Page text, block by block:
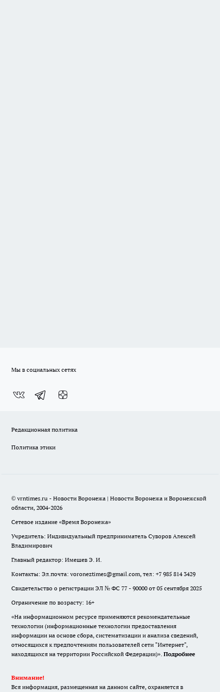
Мы в социальных сетях
Редакционная политика
Политика этики
© vrntimes.ru - Новости Воронежа | Новости Воронежа и Воронежской
области, 2004-2026
Сетевое издание «Время Воронежа»
Учредитель: Индивидуальный предприниматель Суворов Алексей
Владимирович
Главный редактор: Имешев Э. И.
Контакты: Эл.почта: voroneztimes@gmail.com, тел: +7 985 814 3429
Свидетельство о регистрации ЭЛ № ФС 77 - 90000 от 05 сентября 2025
Ограничение по возрасту: 16+
«На информационном ресурсе применяются рекомендательные
технологии (информационные технологии предоставления
информации на основе сбора, систематизации и анализа сведений,
относящихся к предпочтениям пользователей сети "Интернет",
находящихся на территории Российской Федерации)». Подробнее
Внимание!
Вся информация, размещенная на данном сайте, охраняется в